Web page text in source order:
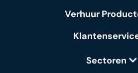
Verhuur
Sectoren